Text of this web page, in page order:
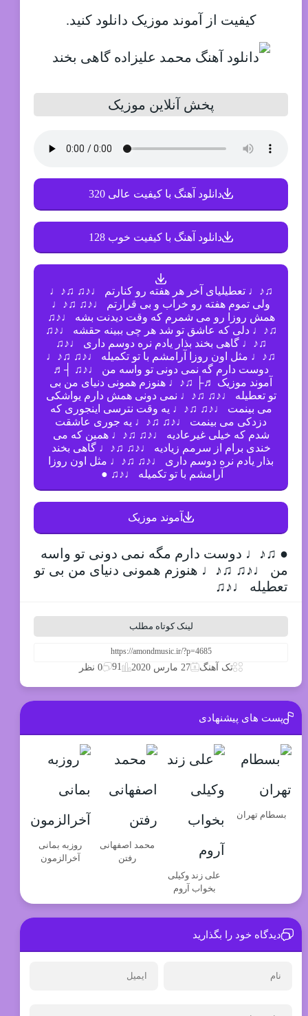
کیفیت از آموند موزیک دانلود کنید.
پخش آنلاین موزیک
دانلود آهنگ با کیفیت عالی 320
دانلود آهنگ با کیفیت خوب 128
♫♪♩ تعطیلیای آخر هر هفته رو کنارتم ♩♪♫ ♫♪♩
ولی تموم هفته رو خراب و بی قرارتم ♩♪♫ ♫♪♩
همش روزا رو می شمرم که وقت دیدنت بشه ♩♪♫
♫♪♩ دلی که عاشق تو شد هر چی ببینه حقشه ♩♪♫
♫♪♩ گاهی بخند بذار یادم نره دوسم داری ♩♪♫
♫♪♩ مثل اون روزا آرامشم با تو تکمیله ♩♪♫ ♫♪♩
دوست دارم گه نمی دونی تو واسه من ♩♪♫ ┤♬
آموند موزیک ♬├ ♫♪♩ هنوزم همونی دنیای من بی
تو تعطیله ♩♪♫ ♫♪♩ نمی دونی همش دارم یواشکی
می بینمت ♩♪♫ ♫♪♩ یه وقت نترسی اینجوری که
دزدکی می بینمت ♩♪♫ ♫♪♩ یه جوری عاشقت
شدم که خیلی غیرعادیه ♩♪♫ ♫♪♩ همین که می
خندی برام از سرمم زیادیه ♩♪♫ ♫♪♩ گاهی بخند
بذار یادم نره دوسم داری ♩♪♫ ♫♪♩ مثل اون روزا
آرامشم با تو تکمیله ♩♪♫ ●
آموند موزیک
● ♫♪♩ دوست دارم مگه نمی دونی تو واسه
من ♩♪♫ ♫♪♩ هنوزم همونی دنیای من بی تو
تعطیله ♩♪♫
لینک کوتاه مطلب
تک آهنگ 27 مارس 2020 91 0 نظر
پست های پیشنهادی
بسطام تهران
علی زند وکیلی
بخواب آروم
محمد اصفهانی
رفتن
روزبه بمانی
آخرالزمون
دیدگاه خود را بگذارید